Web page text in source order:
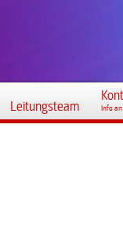
Leitungsteam Info